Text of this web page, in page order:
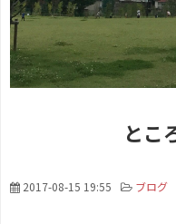
とこ
2017-08-15 19:55 ブログ